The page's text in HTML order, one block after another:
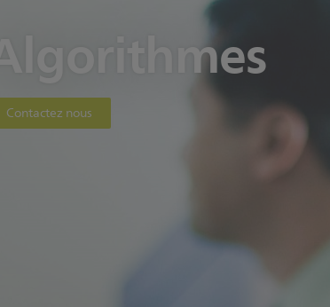
Algorithmes
Contactez nous